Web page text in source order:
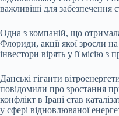
важливіші для забезпечення
Одна з компаній, що
Флориди, акції якої зросли
інвестори вірять у її місію
Данські гіганти
повідомили про зростання
конфлікт в Ірані став
у сфері відновлюваної